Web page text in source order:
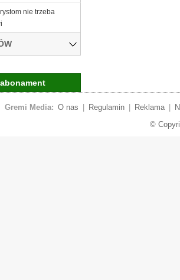
nie trzeba
Gremi Media: O nas Regulamin Reklama
©